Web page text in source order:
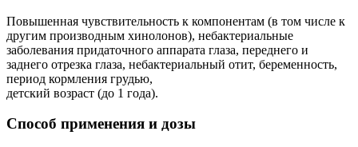
Повышенная чувствительность к компонентам (в том числе к
другим производным хинолонов), небактериальные
заболевания придаточного аппарата глаза, переднего и
заднего отрезка глаза, небактериальный отит, беременность,
период кормления грудью,
детский возраст (до 1 года).
Способ применения и дозы